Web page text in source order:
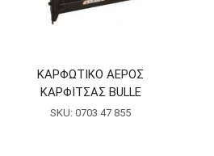
ΚΑΡΦΩΤΙΚΟ ΑΕΡΟΣ
ΚΑΡΦΙΤΣΑΣ BULLE
SKU: 0703 47 855